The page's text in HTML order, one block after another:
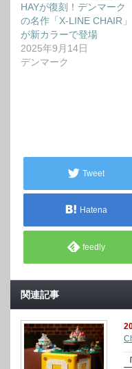
HAYが復刻！デンマーク
の名作「X-LINE CHAIR」
が新カラーで登場
2025年9月14日
デンマーク
Tweet
Hatena
feedly
関連記事